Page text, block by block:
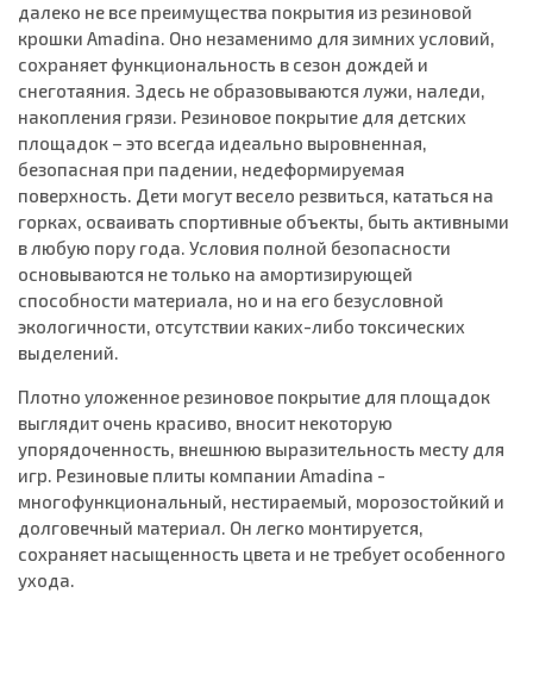
далеко не все преимущества покрытия из резиновой
крошки Amadina. Оно незаменимо для зимних условий,
сохраняет функциональность в сезон дождей и
снеготаяния. Здесь не образовываются лужи, наледи,
накопления грязи. Резиновое покрытие для детских
площадок – это всегда идеально выровненная,
безопасная при падении, недеформируемая
поверхность. Дети могут весело резвиться, кататься на
горках, осваивать спортивные объекты, быть активными
в любую пору года. Условия полной безопасности
основываются не только на амортизирующей
способности материала, но и на его безусловной
экологичности, отсутствии каких-либо токсических
выделений.
Плотно уложенное резиновое покрытие для площадок
выглядит очень красиво, вносит некоторую
упорядоченность, внешнюю выразительность месту для
игр. Резиновые плиты компании Amadina -
многофункциональный, нестираемый, морозостойкий и
долговечный материал. Он легко монтируется,
сохраняет насыщенность цвета и не требует особенного
ухода.